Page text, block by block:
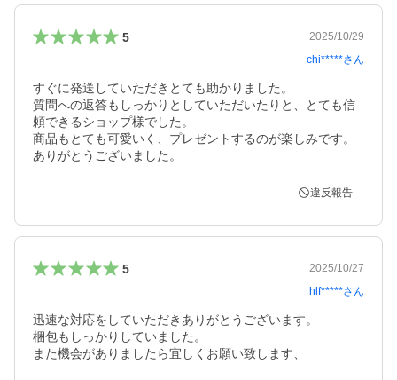
5
2025/10/29
chi*****さん
すぐに発送していただきとても助かりました。
質問への返答もしっかりとしていただいたりと、とても信
頼できるショップ様でした。
商品もとても可愛いく、プレゼントするのが楽しみです。
ありがとうございました。
違反報告
5
2025/10/27
hlf*****さん
迅速な対応をしていただきありがとうございます。
梱包もしっかりしていました。
また機会がありましたら宜しくお願い致します、